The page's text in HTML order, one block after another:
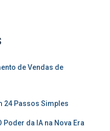
de Vendas de
24 Passos Simples
Poder da IA na Nova Era